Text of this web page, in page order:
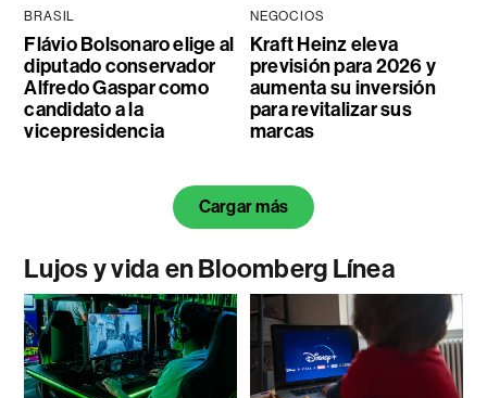
BRASIL
Flávio Bolsonaro elige al
diputado conservador
Alfredo Gaspar como
candidato a la
vicepresidencia
NEGOCIOS
Kraft Heinz eleva
previsión para 2026 y
aumenta su inversión
para revitalizar sus
marcas
Cargar más
Lujos y vida en Bloomberg Línea